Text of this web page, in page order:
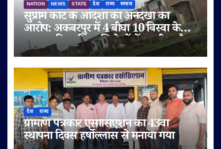
NATION NEWS STATE देश राज्य समाज
सुप्रीम कोर्ट के आदेशों की अनदेखी का
आरोप: अकबरपुर में 4 बीघा 10 बिस्वा के
तालाब की जमीन अभिलेखों में बदली, अवैध
प्लॉटिंग का भी दावा
देश राज्य
ग्रामीण पत्रकार एसोसिएशन का 43वां
स्थापना दिवस हर्षोल्लास से मनाया गया